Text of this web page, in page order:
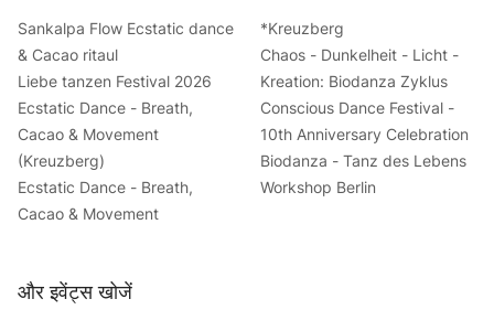
Sankalpa Flow Ecstatic dance
& Cacao ritaul
Liebe tanzen Festival 2026
Ecstatic Dance - Breath,
Cacao & Movement
(Kreuzberg)
Ecstatic Dance - Breath,
Cacao & Movement
*Kreuzberg
Chaos - Dunkelheit - Licht -
Kreation: Biodanza Zyklus
Conscious Dance Festival -
10th Anniversary Celebration
Biodanza - Tanz des Lebens
Workshop Berlin
और इवेंट्स खोजें